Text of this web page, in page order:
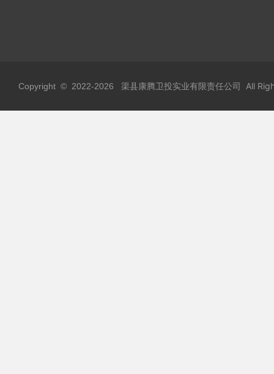
Copyright © 2022-2026 渠县康腾卫投实业有限责任公司 All